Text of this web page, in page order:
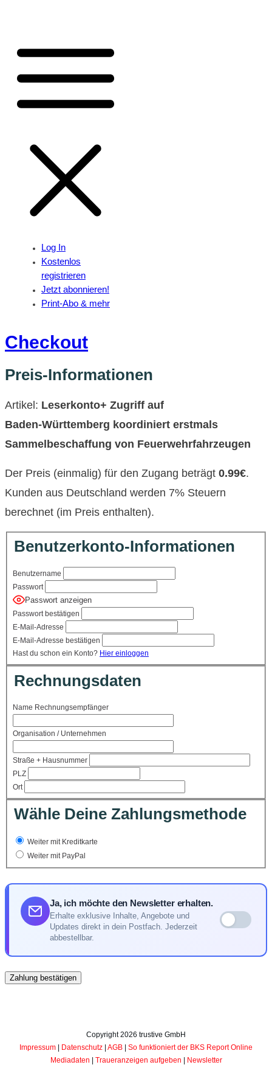
Log In
Kostenlos
registrieren
Jetzt abonnieren!
Print-Abo & mehr
Checkout
Preis-Informationen
Artikel: Leserkonto+ Zugriff auf
Baden‑Württemberg koordiniert erstmals
Sammelbeschaffung von Feuerwehrfahrzeugen
Der Preis (einmalig) für den Zugang beträgt 0.99€.
Kunden aus Deutschland werden 7% Steuern
berechnet (im Preis enthalten).
Benutzerkonto-Informationen
Benutzername
Passwort
Passwort anzeigen
Passwort bestätigen
E-Mail-Adresse
E-Mail-Adresse bestätigen
Hast du schon ein Konto? Hier einloggen
Rechnungsdaten
Name Rechnungsempfänger
Organisation / Unternehmen
Straße + Hausnummer
PLZ
Ort
Wähle Deine Zahlungsmethode
Weiter mit Kreditkarte
Weiter mit PayPal
Ja, ich möchte den Newsletter erhalten.
Erhalte exklusive Inhalte, Angebote und
Updates direkt in dein Postfach. Jederzeit
abbestellbar.
Copyright2026 trustive GmbH
Impressum | Datenschutz | AGB | So funktioniert der BKS Report Online
Mediadaten | Traueranzeigen aufgeben | Newsletter